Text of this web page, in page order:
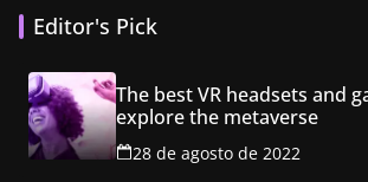
Editor's Pick
The best VR headsets and
explore the metaverse
28 de agosto de 2022